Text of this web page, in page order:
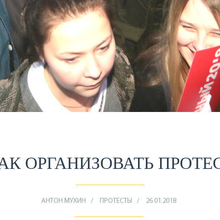
ОРГАНИЗОВАТЬ
АНТОН МУХИН ПРОТЕСТЫ 26.01.2018